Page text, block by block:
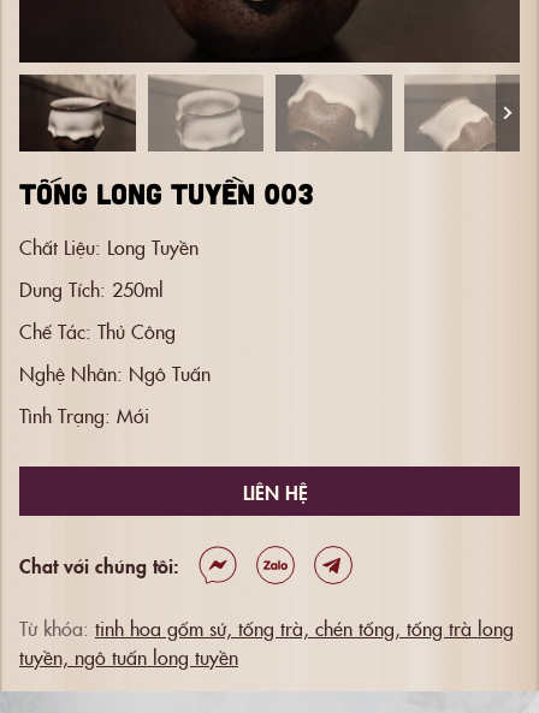
TỐNG LONG TUYỀN 003
Chất Liệu: Long Tuyền
Dung Tích: 250ml
Chế Tác: Thủ Công
Nghệ Nhân: Ngô Tuấn
Tình Trạng: Mới
LIÊN HỆ
Chat với chúng tôi:
Từ khóa: tinh hoa gốm sứ, tống trà, chén tống, tống trà long
tuyền, ngô tuấn long tuyền